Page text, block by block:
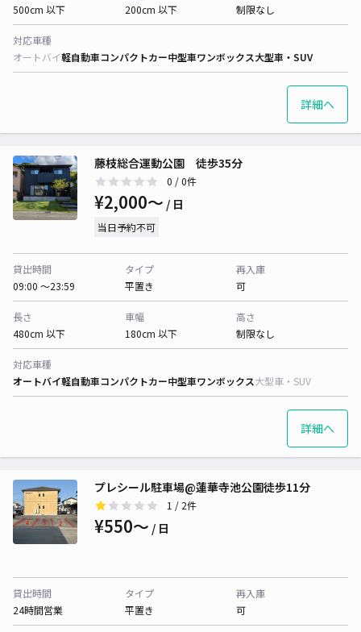
500cm 以下
200cm 以下
制限なし
対応車種
オートバイ軽自動車コンパクトカー中型車ワンボックス大型車・SUV
詳細へ
藤枝総合運動公園 徒歩35分
0 / 0件
¥2,000〜 / 日
当日予約不可
貸出時間
09:00 〜23:59
タイプ
平置き
再入庫
可
長さ
480cm 以下
車幅
180cm 以下
高さ
制限なし
対応車種
オートバイ軽自動車コンパクトカー中型車ワンボックス大型車・SUV
詳細へ
プレシール駐車場@蓮華寺池公園徒歩11分
1 / 2件
¥550〜 / 日
貸出時間
24時間営業
タイプ
平置き
再入庫
可